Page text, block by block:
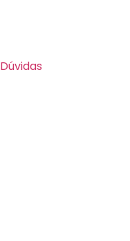
Dúvidas